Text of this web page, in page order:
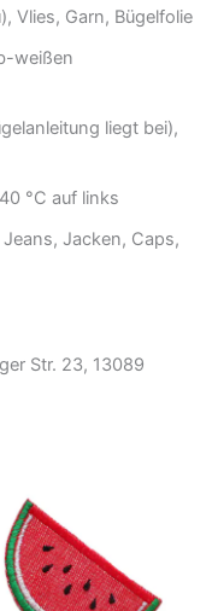
Vlies, Garn, Bügelfolie
weißen
liegt bei),
°C auf links
Jacken, Caps,
Str. 23, 13089